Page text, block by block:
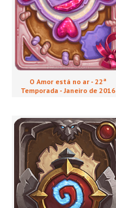
O Amor está no ar - 22ª
Temporada - Janeiro de 2016